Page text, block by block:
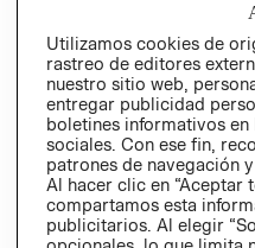
Utilizamos cookies de
rastreo de editores
nuestro sitio web,
entregar publicidad
boletines informativos
sociales. Con ese fin,
patrones de navegación
Al hacer clic en “Aceptar
compartamos esta
publicitarios. Al elegir